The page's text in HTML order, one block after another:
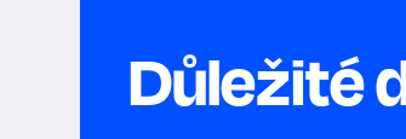
Důležité